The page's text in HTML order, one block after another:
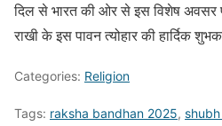
दिल से भारत की ओर से इस विशेष अवसर
राखी के इस पावन त्योहार की हार्दिक
Categories: Religion
Tags: raksha bandhan 2025,